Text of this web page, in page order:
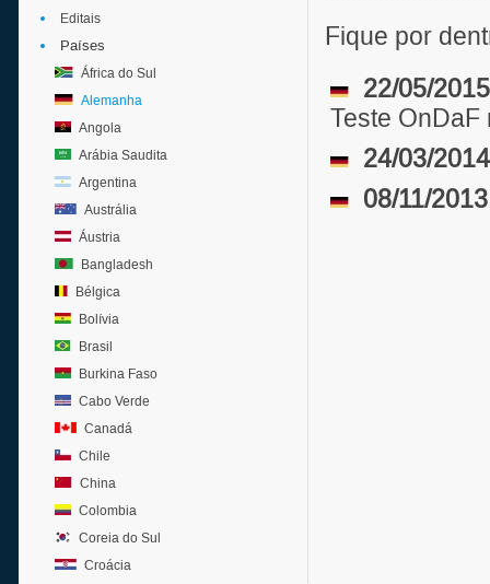
Editais
Países
África do Sul
Alemanha
Angola
Arábia Saudita
Argentina
Austrália
Áustria
Bangladesh
Bélgica
Bolívia
Brasil
Burkina Faso
Cabo Verde
Canadá
Chile
China
Colombia
Coreia do Sul
Croácia
Fique por
22/05/2015
Teste OnDaF
24/03/2014
08/11/2013